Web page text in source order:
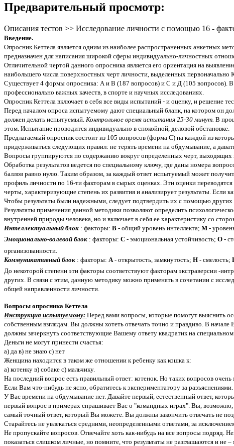
Предварительный просмотр:
Описания тестов >> Исследование личности с помощью 16 -
Введение.
Опросник Кеттела является одним из наиболее распространенных анкетных
предназначен для написания широкой сферы индивидуально-личностных
Отличительной чертой данного опросника является его ориентация на
наибольшего числа поверхностных черт личности, выделенных
Существует 4 формы опросника: А и В (187 вопросов) и С и Д (105 вопросов).
профессионально важных качеств, в спорте и научных исследованиях.
Опросник Кеттела включает в себя все виды испытаний - и оценку, и решение
Перед началом опроса испытуемому дают специальный бланк, на котором он
должен делать испытуемый. Контрольное время испытания 25-30 минут. В
этом. Испытание проводится индивидуально в спокойной, деловой обстановке.
Предлагаемый опросник состоит из 105 вопросов (форма С) на каждой из
придерживаться следующих правил: не терять времени на обдумывание, а
Вопросы группируются по содержанию вокруг определенных черт, выходящих
Обработка результатов ведется по специальному ключу, где даны номера
баллов равно нулю. Таким образом, за каждый ответ испытуемый может
профиль личности по 16-ти факторам в сырых оценках. Эти оценки
черты, характеризующие степень их развития и анализирует результаты. Если
Чтобы результаты были надежными, следует подтвердить их с помощью
Результаты применения данной методики позволяют определить
внутренней природы человека, но и включает в себя ее характеристику со
Интеллектуальный блок : факторы: В - общий уровень интеллекта; М -
Эмоционально-волевой блок : факторы: С - эмоциональная устойчивость; О -
организованности.
Коммуникативный блок : факторы: А - открытость, замкнутость; Н - смелость;
До некоторой степени эти факторы соответствуют факторам экстраверсии -
других. В связи с этим, данную методику можно применять в сочетании с
общей направленности личности.
Вопросы опросника Кеттела
Инструкция испытуемому: Перед вами вопросы, которые помогут выяснить
собственным взглядам. Вы должны хотеть отвечать точно и правдиво. В
должны зачеркнуть соответствующие Вашему ответу квадратик на
Деньги не могут принести счастья:
а) да в) не знаю с) нет
Женщина находится в таком же отношении к ребенку как кошка к:
а) котенку в) собаке с) мальчику.
На последний вопрос есть правильный ответ: котенок. Но таких вопросов очень
Если Вам что-нибудь не ясно, обратитесь к экспериментатору за
У Вас времени на обдумывание нет. Давайте первый, естественный ответ,
первый вопрос в примерах спрашивает Вас о "командных играх". Вы,
самый точный ответ, который Вы можете. Вы должны закончить отвечать не
Старайтесь не увлекаться средними, неопределенными ответами, за
Не пропускайте вопросов. Отвечайте хоть как-нибудь на все вопросы
показаться слишком личные, но помните, что результаты не разглашаются и